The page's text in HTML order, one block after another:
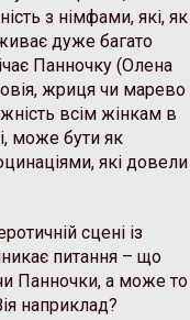
з німфами, які, як
дуже багато
Панночку (Олена
жриця чи марево
всім жінкам в
може бути як
які довели
сцені із
питання – що
Панночки, а може то
наприклад?